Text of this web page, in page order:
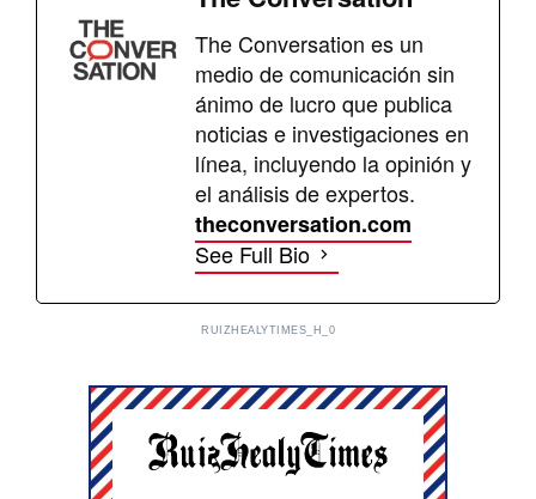
The Conversation es un
medio de comunicación sin
ánimo de lucro que publica
noticias e investigaciones en
línea, incluyendo la opinión y
el análisis de expertos.
theconversation.com
See Full Bio
RUIZHEALYTIMES_H_0